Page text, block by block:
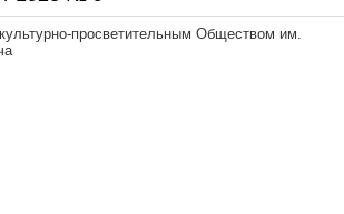
просветительным Обществом им.